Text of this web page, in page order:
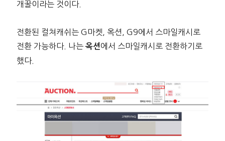
개꿀이라는 것이다.
전환된 컬쳐캐쉬는 G마켓, 옥션, G9에서 스마일캐시로
전환 가능하다. 나는 옥션 에서 스마일캐시로 전환하기로
했다.